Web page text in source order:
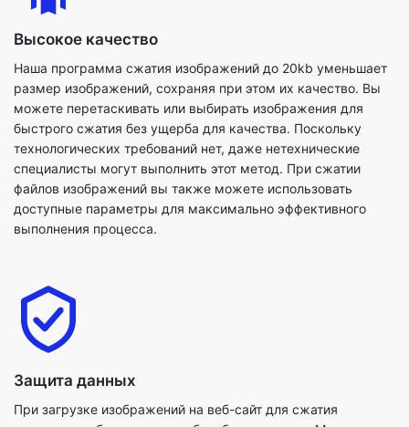
размер изображений, сохраняя при этом их качество. Вы
можете перетаскивать или выбирать изображения для
технологических требований нет, даже нетехнические
специалисты могут выполнить этот метод. При сжатии
файлов изображений вы также можете использовать
доступные параметры для максимально эффективного
выполнения процесса.
Защита данных
При загрузке изображений на веб-сайт для сжатия
естественно беспокоиться об их безопасности. Мы
прилагаем все усилия, чтобы ваши изображения были в
изображений до 20kb не загружает изображения на